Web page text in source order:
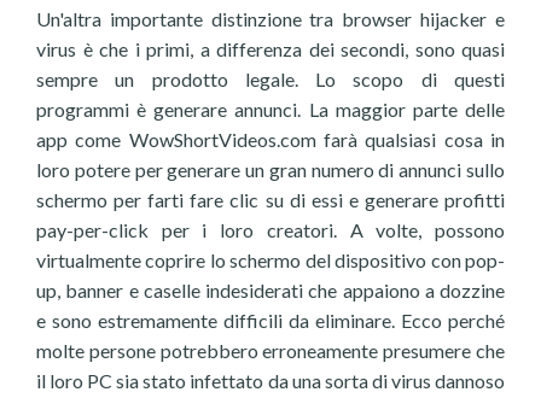
Un'altra importante distinzione tra browser hijacker e
virus è che i primi, a differenza dei secondi, sono quasi
sempre un prodotto legale. Lo scopo di questi
programmi è generare annunci. La maggior parte delle
app come WowShortVideos.com farà qualsiasi cosa in
loro potere per generare un gran numero di annunci sullo
schermo per farti fare clic su di essi e generare profitti
pay-per-click per i loro creatori. A volte, possono
virtualmente coprire lo schermo del dispositivo con pop-
up, banner e caselle indesiderati che appaiono a dozzine
e sono estremamente difficili da eliminare. Ecco perché
molte persone potrebbero erroneamente presumere che
il loro PC sia stato infettato da una sorta di virus dannoso